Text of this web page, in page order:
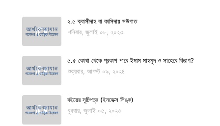
২.৫ ক্বাসীদাহ বা কাসিদায় সউগাত
শনিবার, জুলাই ০৮, ২০২৩
৫.৫ কোথা থেকে প্রকাশ পাবে ইমাম মাহমুদ ও সাহেবে কিরাণ?
শুক্রবার, আগস্ট ০৯, ২০২৪
বইয়ের সূচিপত্র (ইনডেক্স লিঙ্ক)
বুধবার, জুলাই ০৫, ২০২৩